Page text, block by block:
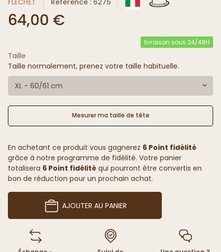
64,00 €
livraison sous 24/48H
Taille
Taille normalement, prenez votre taille habituelle.
XL - 60/61 cm
Mesurer ma taille de tête
En achetant ce produit vous gagnerez 6 Point fidélité
grâce à notre programme de fidélité. Votre panier
totalisera 6 Point fidélité qui pourront être convertis en
bon de réduction pour un prochain achat.
AJOUTER AU PANIER